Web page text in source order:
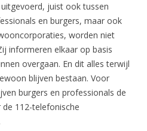
juist ook tussen
en burgers, maar ook
worden niet
informeren elkaar op basis
overgaan. En dit alles terwijl
blijven bestaan. Voor
burgers en professionals de
112-telefonische